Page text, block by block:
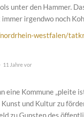
unter den Hammer.
irgendwo noch
westfalen/
11 Jahre vor
eine Kommune „pleite
und Kultur zu
zu Gunsten des